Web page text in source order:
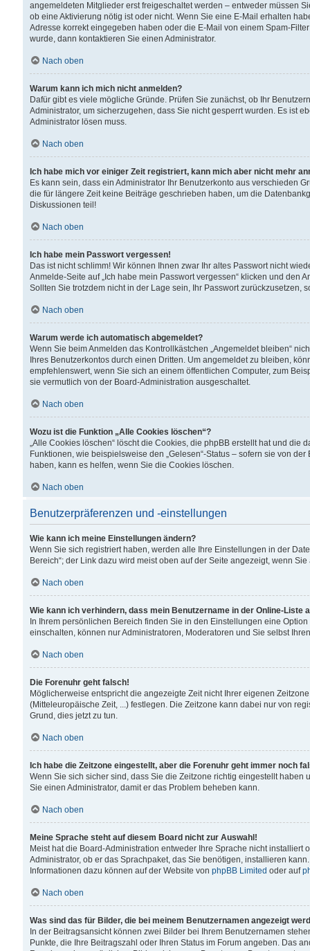
angemeldeten Mitglieder erst freigeschaltet werden – entweder müssen
ob eine Aktivierung nötig ist oder nicht. Wenn Sie eine E-Mail erhalten
Adresse korrekt eingegeben haben oder die E-Mail von einem Spam-
wurde, dann kontaktieren Sie einen Administrator.
Nach oben
Warum kann ich mich nicht anmelden?
Dafür gibt es viele mögliche Gründe. Prüfen Sie zunächst, ob Ihr
Administrator, um sicherzugehen, dass Sie nicht gesperrt wurden. Es ist
Administrator lösen muss.
Nach oben
Ich habe mich vor einiger Zeit registriert, kann mich aber nicht mehr
Es kann sein, dass ein Administrator Ihr Benutzerkonto aus verschieden
die für längere Zeit keine Beiträge geschrieben haben, um die
Diskussionen teil!
Nach oben
Ich habe mein Passwort vergessen!
Das ist nicht schlimm! Wir können Ihnen zwar Ihr altes Passwort nicht
Anmelde-Seite auf „Ich habe mein Passwort vergessen“ klicken und
Sollten Sie trotzdem nicht in der Lage sein, Ihr Passwort zurückzusetzen,
Nach oben
Warum werde ich automatisch abgemeldet?
Wenn Sie beim Anmelden das Kontrollkästchen „Angemeldet bleiben“
Ihres Benutzerkontos durch einen Dritten. Um angemeldet zu bleiben,
empfehlenswert, wenn Sie sich an einem öffentlichen Computer, zum
sie vermutlich von der Board-Administration ausgeschaltet.
Nach oben
Wozu ist die Funktion „Alle Cookies löschen“?
„Alle Cookies löschen“ löscht die Cookies, die phpBB erstellt hat und
Funktionen, wie beispielsweise den „Gelesen“-Status – sofern sie von
haben, kann es helfen, wenn Sie die Cookies löschen.
Nach oben
Benutzerpräferenzen und -einstellungen
Wie kann ich meine Einstellungen ändern?
Wenn Sie sich registriert haben, werden alle Ihre Einstellungen in der
Bereich“; der Link dazu wird meist oben auf der Seite angezeigt, wenn
Nach oben
Wie kann ich verhindern, dass mein Benutzername in der Online-Liste
In Ihrem persönlichen Bereich finden Sie in den Einstellungen eine
einschalten, können nur Administratoren, Moderatoren und Sie selbst
Nach oben
Die Forenuhr geht falsch!
Möglicherweise entspricht die angezeigte Zeit nicht Ihrer eigenen
(Mitteleuropäische Zeit, ...) festlegen. Die Zeitzone kann dabei nur von
Grund, dies jetzt zu tun.
Nach oben
Ich habe die Zeitzone eingestellt, aber die Forenuhr geht immer noch
Wenn Sie sich sicher sind, dass Sie die Zeitzone richtig eingestellt
Sie einen Administrator, damit er das Problem beheben kann.
Nach oben
Meine Sprache steht auf diesem Board nicht zur Auswahl!
Meist hat die Board-Administration entweder Ihre Sprache nicht
Administrator, ob er das Sprachpaket, das Sie benötigen, installieren
Informationen dazu können auf der Website von phpBB Limited oder auf
Nach oben
Was sind das für Bilder, die bei meinem Benutzernamen angezeigt
In der Beitragsansicht können zwei Bilder bei Ihrem Benutzernamen
Punkte, die Ihre Beitragszahl oder Ihren Status im Forum angeben. Das